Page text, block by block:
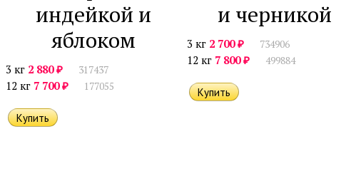
индейкой и
яблоком
3 кг 2 880₽ 317437
12 кг 7 700₽ 177055
и черникой
3 кг 2 700₽ 734906
12 кг 7 800₽ 499884